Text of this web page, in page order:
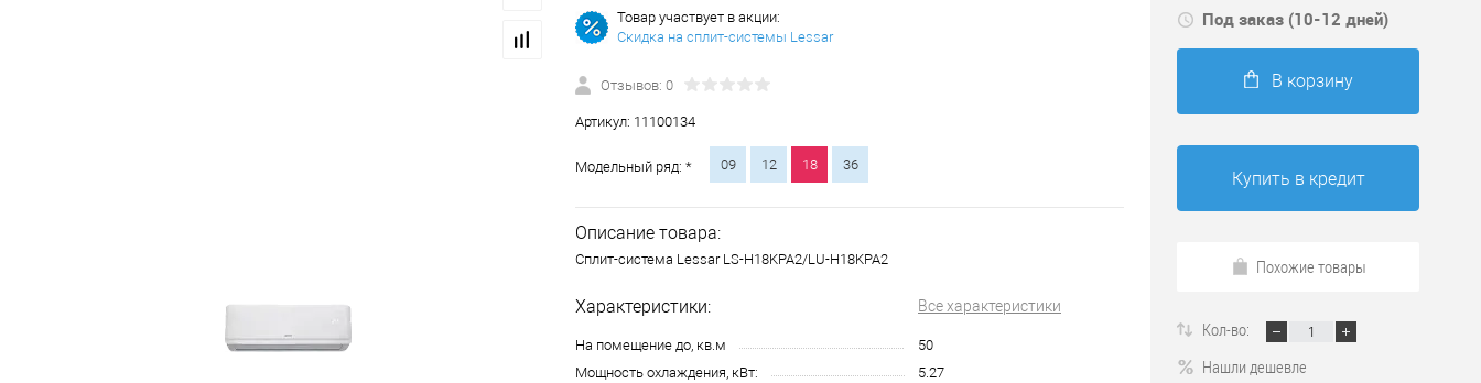
Товар участвует в акции:
Скидка на сплит-системы Lessar
Отзывов: 0
Артикул: 11100134
Модельный ряд: * 09 12 18 36
Описание товара:
Сплит-система Lessar LS-H18KPA2/LU-H18KPA2
Характеристики: Все характеристики
На помещение до, кв.м
50
Мощность охлаждения, кВт:
5.27
Под заказ (10-12 дней)
В корзину
Купить в кредит
Похожие товары
Кол-во:
Нашли дешевле